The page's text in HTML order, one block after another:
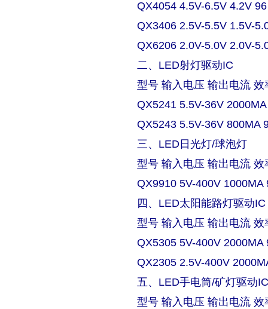
QX4054 4.5V-6.5V 4.2V
QX3406 2.5V-5.5V 1.5V-
QX6206 2.0V-5.0V 2.0V-
二、LED射灯驱动IC
型号 输入电压 输出电流 效
QX5241 5.5V-36V
QX5243 5.5V-36V 800MA
三、LED日光灯/球泡灯
型号 输入电压 输出电流 效
QX9910 5V-400V 1000MA
四、LED太阳能路灯驱动IC
型号 输入电压 输出电流 效
QX5305 5V-400V 2000MA
QX2305 2.5V-400V
五、LED手电筒/矿灯驱动
型号 输入电压 输出电流 效